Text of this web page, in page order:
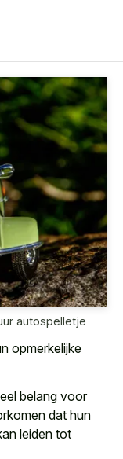
autospelletje
opmerkelijke
belang voor
dat hun
leiden tot